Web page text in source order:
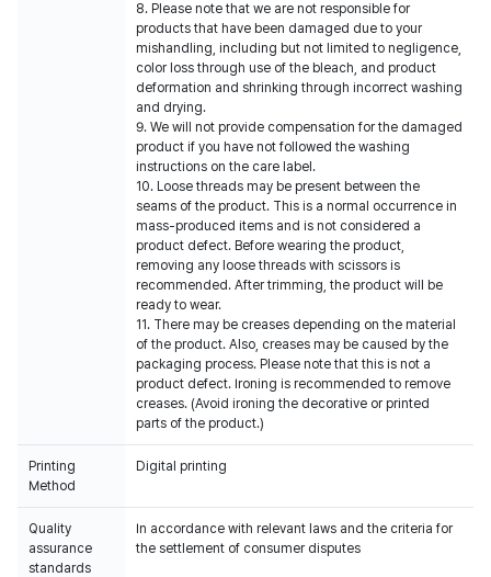
8. Please note that we are not responsible for
products that have been damaged due to your
mishandling, including but not limited to negligence,
color loss through use of the bleach, and product
deformation and shrinking through incorrect washing
and drying.
9. We will not provide compensation for the damaged
product if you have not followed the washing
instructions on the care label.
10. Loose threads may be present between the
seams of the product. This is a normal occurrence in
mass-produced items and is not considered a
product defect. Before wearing the product,
removing any loose threads with scissors is
recommended. After trimming, the product will be
ready to wear.
11. There may be creases depending on the material
of the product. Also, creases may be caused by the
packaging process. Please note that this is not a
product defect. Ironing is recommended to remove
creases. (Avoid ironing the decorative or printed
parts of the product.)
Printing
Method
Digital printing
Quality
assurance
standards
In accordance with relevant laws and the criteria for
the settlement of consumer disputes